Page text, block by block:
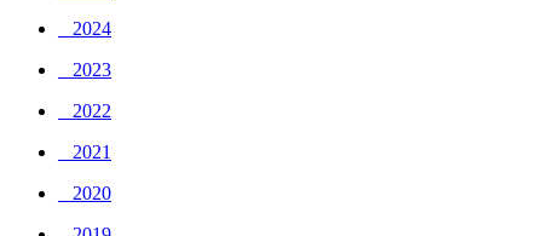
_ 2024
_ 2023
_ 2022
_ 2021
_ 2020